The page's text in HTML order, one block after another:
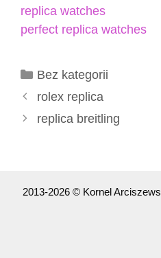
replica watches
perfect replica watches
Kategorie
Bez kategorii
rolex replica
replica breitling
2013-2026 © Kornel